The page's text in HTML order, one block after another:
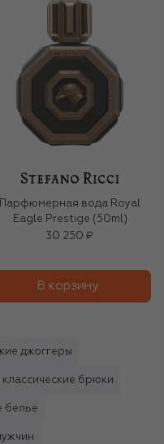
Парфюмерная вода Royal
Eagle Prestige (50ml)
30 250 ₽
В корзину
джоггеры
классические брюки
бельё